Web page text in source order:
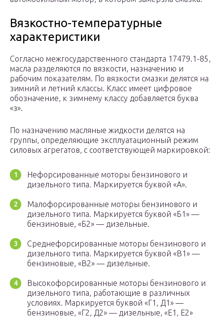
Вязкостно-температурные
характеристики
Согласно межгосударственного стандарта 17479.1-85,
масла разделяются по вязкости, назначению и
рабочим показателям. По вязкости смазки делятся на
зимний и летний классы. Класс имеет цифровое
обозначение, к зимнему классу добавляется буква
«з».
По назначению масляные жидкости делятся на
группы, определяющие эксплуатационный режим
силовых агрегатов, с соответствующей маркировкой:
Нефорсированные моторы бензинового и
дизельного типа. Маркируется буквой «А».
Малофорсированные моторы бензинового и
дизельного типа. Маркируется буквой «Б1» —
бензиновые, «Б2» — дизельные.
Среднефорсированные моторы бензинового и
дизельного типа. Маркируется буквой «В1» —
бензиновые, «В2» — дизельные.
Высокофорсированные моторы бензинового и
дизельного типа, работающие в различных
условиях. Маркируется буквой «Г1, Д1» —
бензиновые, «Г2, Д2» — дизельные, «Е1, Е2»